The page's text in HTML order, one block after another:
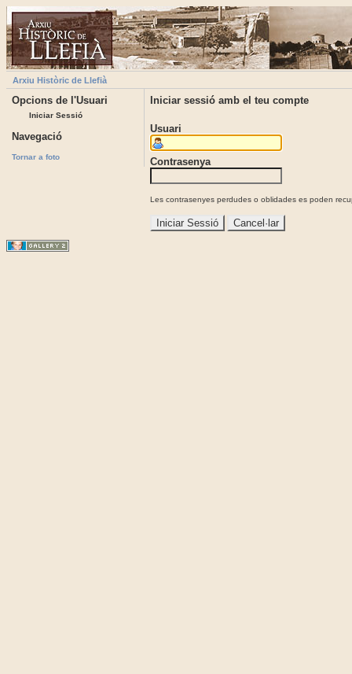
Arxiu Històric de Llefià
Opcions de l'Usuari
Iniciar Sessió
Navegació
Tornar a foto
Iniciar sessió amb el teu compte
Usuari
Contrasenya
Les contrasenyes perdudes o oblidades es poden